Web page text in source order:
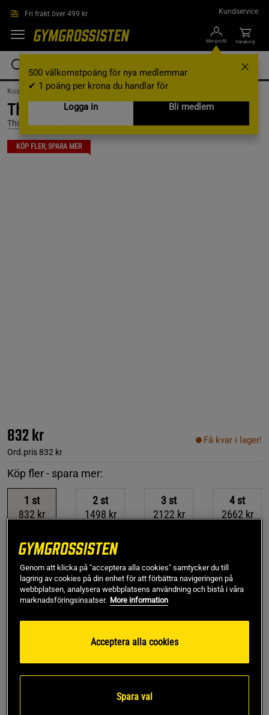
Fri frakt över 499 kr Kundservice
Min profil
500 välkomstpoäng för nya medlemmar
✔ 1 poäng per krona du handlar för
Logga in
Bli medlem
Varukorg
Kosttillskott /Aminosyror /Enskilda aminosyror
Theanine 90 kapslar
Thorne Research Inc.
KÖP FLER, SPARA MER
832 kr
Ord.pris 832 kr
Få kvar i lager!
Köp fler - spara mer:
1 st
832 kr
2 st
1498 kr
3 st
2122 kr
4 st
2662 kr
Gäller också när du köper flera smaker
Lägg i varukorgen
Fri frakt över 499 kr Fri retur 14 dagars ångerrätt
Theanine är en unik aminosyra som finns i grönt te och som
Genom att klicka på "acceptera alla cookies" samtycker du till
lagring av cookies på din enhet för att förbättra navigeringen på
webbplatsen, analysera webbplatsens användning och bistå i våra
marknadsföringsinsatser. More information
Acceptera alla cookies
Spara val